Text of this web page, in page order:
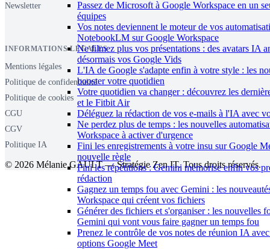
Passez de Microsoft à Google Workspace en un
équipes
Vos notes deviennent le moteur de vos
NotebookLM sur Google Workspace
Ne filmez plus vos présentations : des avatars IA
désormais vos Google Vids
L'IA de Google s'adapte enfin à votre style : les
booster votre quotidien
Votre quotidien va changer : découvrez les
et le Fitbit Air
Déléguez la rédaction de vos e-mails à l'IA avec
Ne perdez plus de temps : les nouvelles
Workspace à activer d'urgence
Fini les enregistrements à votre insu sur Google
nouvelle règle
Fini les répétitions : Gemini mémorise enfin vos
rédaction
Gagnez un temps fou avec Gemini : les
Workspace qui créent vos fichiers
Générer des fichiers et s'organiser : les nouvelles
Gemini qui vont vous faire gagner un temps fou
Prenez le contrôle de vos notes de réunion IA
options Google Meet
Newsletter
INFORMATIONS LÉGALES
Mentions légales
Politique de confidentialité
Politique de cookies
CGU
CGV
Politique IA
© 2026 Mélanie GAULT — Stratégie Zen IT. Tous droits réservés.